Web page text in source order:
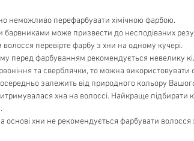
неможливо перефарбувати хімічною фарбою.
барвниками може призвести до несподіваних
перевірте фарбу з хни на одному кучері.
перед фарбуванням рекомендується невелику
та сверблячки, то можна використовувати
залежить від природного кольору
хна на волоссі. Найкраще
хни не рекомендується фарбувати волосся